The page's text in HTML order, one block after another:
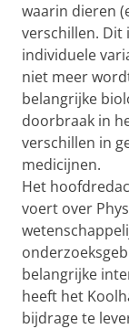
waarin dieren
verschillen. Dit
individuele
niet meer
belangrijke
doorbraak in
verschillen in
medicijnen.
Het
voert over
belangrijke
heeft het
bijdrage te